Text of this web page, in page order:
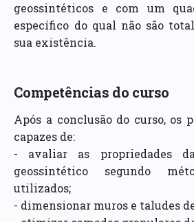
geossintéticos e com um
específico do qual não são
sua existência.
Competências do curso
Após a conclusão do curso, os
capazes de:
- avaliar as propriedades
geossintético segundo
utilizados;
- dimensionar muros e taludes